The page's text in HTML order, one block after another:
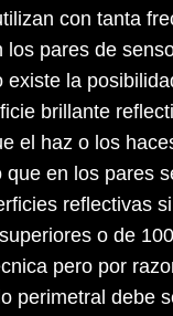
con tanta
pares de
la
brillante
el haz o los
en los pares
reflectivas
o de
pero por
perimetral debe